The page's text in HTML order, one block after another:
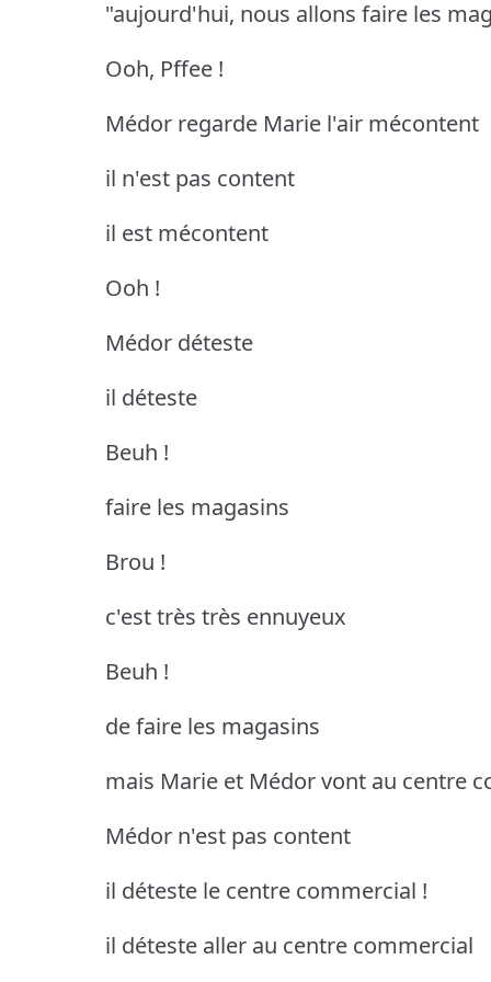
"aujourd'hui, nous allons faire les
Ooh, Pffee !
Médor regarde Marie l'air mécontent
il n'est pas content
il est mécontent
Ooh !
Médor déteste
il déteste
Beuh !
faire les magasins
Brou !
c'est très très ennuyeux
Beuh !
de faire les magasins
mais Marie et Médor vont au centre
Médor n'est pas content
il déteste le centre commercial !
il déteste aller au centre commercial